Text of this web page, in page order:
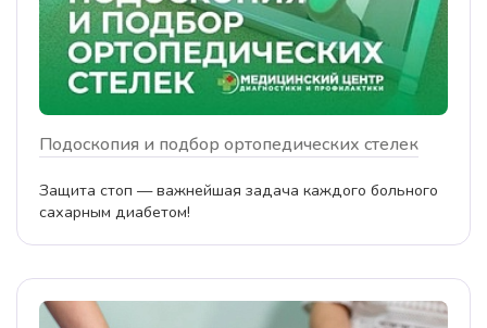
Подоскопия и подбор ортопедических стелек
Защита стоп — важнейшая задача каждого больного
сахарным диабетом!